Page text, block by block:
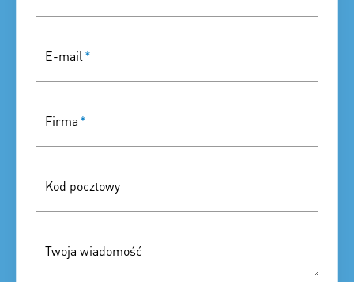
E-mail *
Firma*
Kod pocztowy
Twoja wiadomość